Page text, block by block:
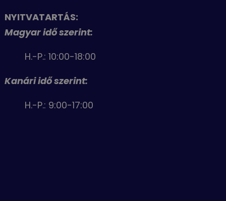
NYITVATARTÁS:
Magyar idő szerint:
H.-P.: 10:00-18:00
Kanári idő szerint:
H.-P.: 9:00-17:00